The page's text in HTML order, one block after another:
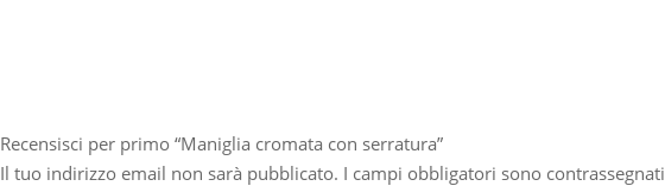
Recensisci per primo “Maniglia cromata con serratura”
Il tuo indirizzo email non sarà pubblicato. I campi obbligatori sono contrassegnati